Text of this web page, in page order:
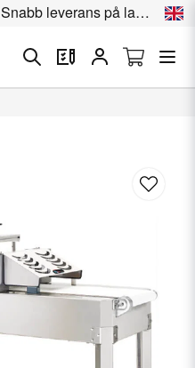
Snabb leverans på lagervara